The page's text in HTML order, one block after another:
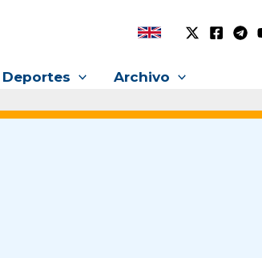
Deportes Archivo